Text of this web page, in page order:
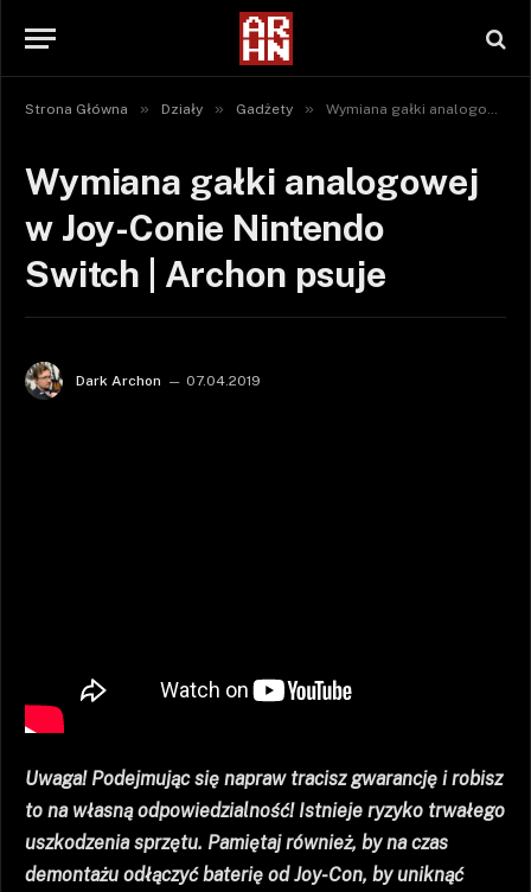
Strona Główna » Działy » Gadżety » Wymiana gałki analogowej w Joy-Conie Nintendo Switch | Archon psuje
Wymiana gałki analogowej
w Joy-Conie Nintendo
Switch | Archon psuje
Dark Archon 07.04.2019
Uwaga! Podejmując się napraw tracisz gwarancję i robisz
to na własną odpowiedzialność! Istnieje ryzyko trwałego
uszkodzenia sprzętu. Pamiętaj również, by na czas
demontażu odłączyć baterię od Joy-Con, by uniknąć